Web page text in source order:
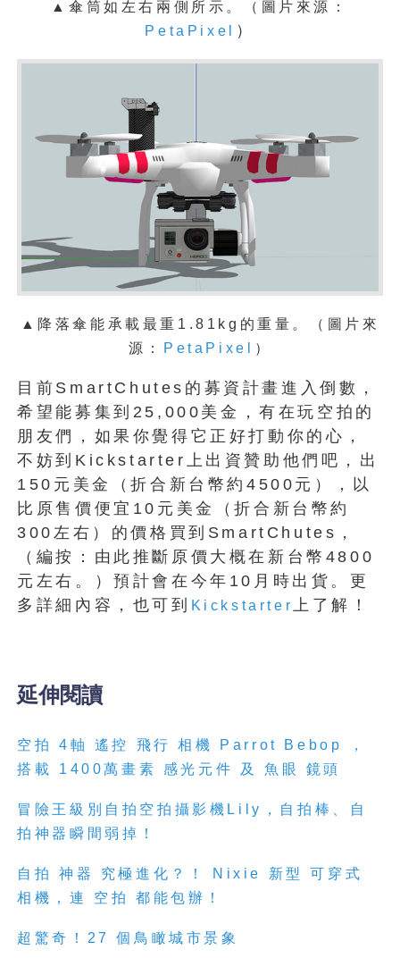
▲傘筒如左右兩側所示。（ 圖片來源：
PetaPixel
）
▲降落傘能承載最重1.81kg的重量。（ 圖片來
源：
PetaPixel ）
目前SmartChutes的募資計畫進入倒數，
希望能募集到25,000美金，有在玩空拍的
朋友們，如果你覺得它正好打動你的心，
不妨到Kickstarter上出資贊助他們吧，出
150元美金（折合新台幣約4500元），以
比原售價便宜10元美金（折合新台幣約
300左右）的價格買到SmartChutes，
（編按：由此推斷原價大概在新台幣4800
元左右。）預計會在今年10月時出貨。更
多詳細內容，也可到
Kickstarter 上了解！
延伸閱讀
空拍 4軸 遙控 飛行 相機 Parrot Bebop ，
搭載 1400萬畫素 感光元件 及 魚眼 鏡頭
冒險王級別自拍空拍攝影機Lily，自拍棒、自
拍神器瞬間弱掉！
自拍 神器 究極進化？！ Nixie 新型 可穿式
相機，連 空拍 都能包辦！
超驚奇！27 個鳥瞰城市景象